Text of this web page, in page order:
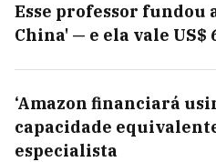
Esse professor fundou
China' — e ela vale US$
‘Amazon financiará
capacidade
especialista